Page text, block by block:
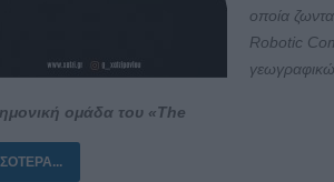
οποία
Robotic
ομάδα του «The